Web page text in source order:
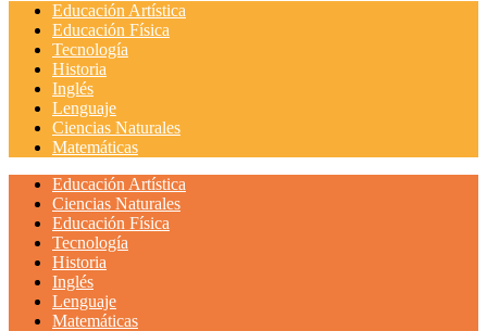
Educación Artística
Educación Física
Tecnología
Historia
Inglés
Lenguaje
Ciencias Naturales
Matemáticas
Educación Artística
Ciencias Naturales
Educación Física
Tecnología
Historia
Inglés
Lenguaje
Matemáticas